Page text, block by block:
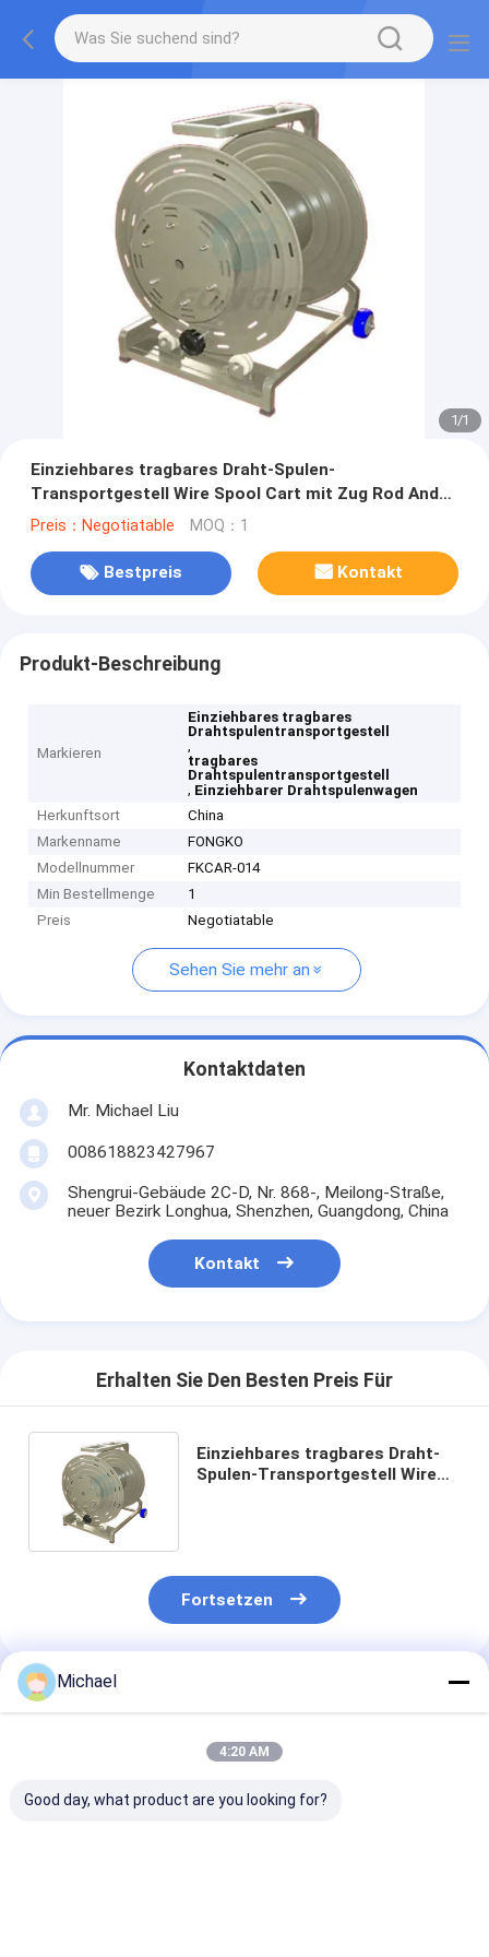
1/1
Einziehbares tragbares Draht-Spulen-
Transportgestell Wire Spool Cart mit Zug Rod And
Wheels
Preis：Negotiatable MOQ：1
Bestpreis Kontakt
Produkt-Beschreibung
Markieren
Einziehbares tragbares
Drahtspulentransportgestell
,
tragbares
Drahtspulentransportgestell
, Einziehbarer Drahtspulenwagen
Herkunftsort
China
Markenname
FONGKO
Modellnummer
FKCAR-014
Min Bestellmenge
1
Preis
Negotiatable
Sehen Sie mehr an
Kontaktdaten
Mr. Michael Liu
008618823427967
Shengrui-Gebäude 2C-D, Nr. 868-, Meilong-Straße,
neuer Bezirk Longhua, Shenzhen, Guangdong, China
Kontakt
Erhalten Sie Den Besten Preis Für
Einziehbares tragbares Draht-
Spulen-Transportgestell Wire
Fortsetzen
Empfohlene Produkte
Michael
4:20 AM
Good day, what product are you looking for?